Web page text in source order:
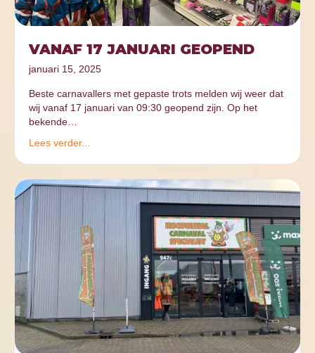
VANAF 17 JANUARI GEOPEND
januari 15, 2025
Beste carnavallers met gepaste trots melden wij weer dat
wij vanaf 17 januari van 09:30 geopend zijn. Op het
bekende…
Lees verder...